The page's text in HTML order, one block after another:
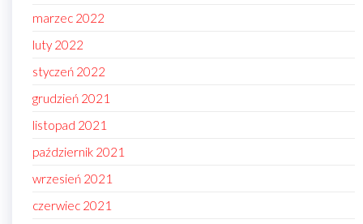
marzec 2022
luty 2022
styczeń 2022
grudzień 2021
listopad 2021
październik 2021
wrzesień 2021
czerwiec 2021